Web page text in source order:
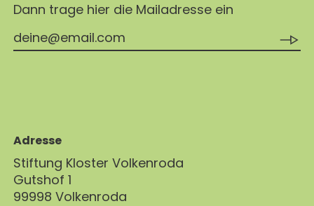
Dann trage hier die Mailadresse ein
Adresse
Stiftung Kloster Volkenroda
Gutshof 1
99998 Volkenroda